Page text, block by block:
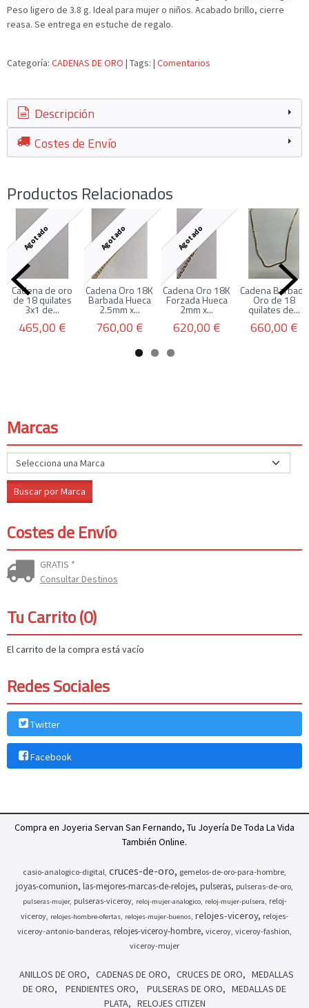
Marcas
Costes de Envío
GRATIS *
Consultar Destinos
Tu Carrito (0)
El carrito de la compra está vacío
Redes Sociales
Twitter
Facebook
Peso ligero de 3.8 g. Ideal para mujer o niños. Acabado brillo, cierre
reasa. Se entrega en estuche de regalo.
Categoría: CADENAS DE ORO | Tags: | Comentarios
Descripción
Costes de Envío
Productos Relacionados
Agotado
Cadena de oro
de 18 quilates
3x1 de...
465,00 €
Agotado
Cadena Oro 18K
Barbada Hueca
2.5mm x...
760,00 €
Agotado
Cadena Oro 18K
Forzada Hueca
2mm x...
620,00 €
Cadena Barbada
Oro de 18
quilates de...
660,00 €
Compra en Joyeria Servan San Fernando, Tu Joyería De Toda La Vida
También Online.
casio-analogico-digital cruces-de-oro gemelos-de-oro-para-hombre
joyas-comunion las-mejores-marcas-de-relojes pulseras pulseras-de-oro
pulseras-mujer pulseras-viceroy reloj-mujer-analogico reloj-mujer-pulsera
reloj-
viceroy relojes-hombre-ofertas relojes-mujer-buenos relojes-viceroy relojes-
viceroy-antonio-banderas relojes-viceroy-hombre viceroy viceroy-fashion
viceroy-mujer
ANILLOS DE ORO CADENAS DE ORO CRUCES DE ORO
MEDALLAS
DE ORO
PENDIENTES ORO PULSERAS DE ORO
MEDALLAS DE
PLATA
RELOJES CITIZEN